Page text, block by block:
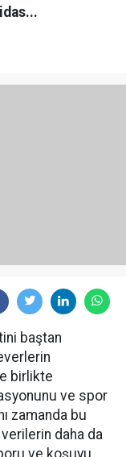
baştan
birlikte
ve spor
zamanda bu
daha da
ve koşuyu